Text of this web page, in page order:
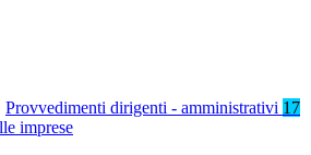
Provvedimenti dirigenti - amministrativi 17
imprese